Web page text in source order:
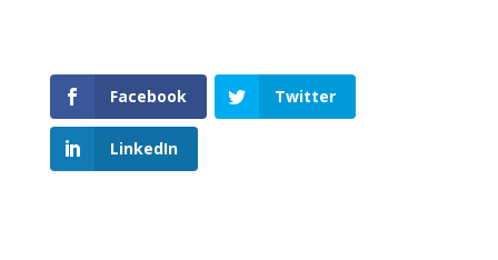
Facebook Twitter
LinkedIn